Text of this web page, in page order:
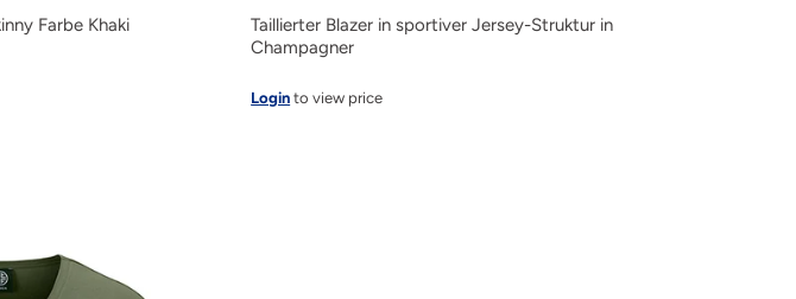
Farbe Khaki
Taillierter Blazer in sportiver Jersey-Struktur in
Champagner
Login to view price